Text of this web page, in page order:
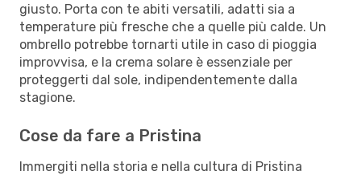
giusto. Porta con te abiti versatili, adatti sia a
temperature più fresche che a quelle più calde. Un
ombrello potrebbe tornarti utile in caso di pioggia
improvvisa, e la crema solare è essenziale per
proteggerti dal sole, indipendentemente dalla
stagione.
Cose da fare a Pristina
Immergiti nella storia e nella cultura di Pristina